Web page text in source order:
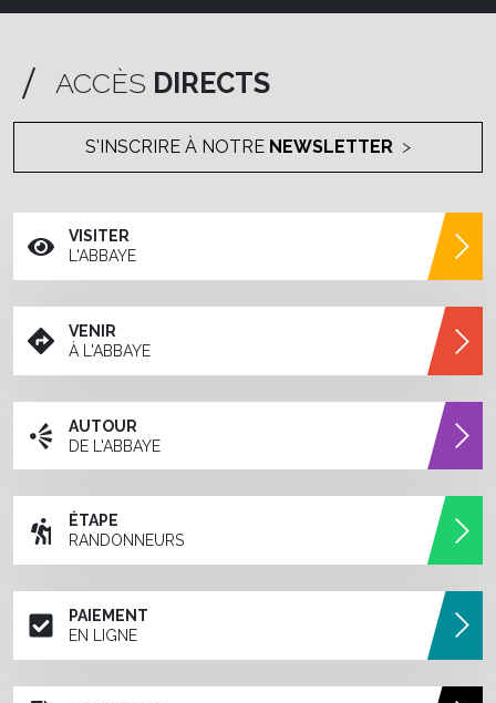
ACCÈS DIRECTS
S'INSCRIRE À NOTRE NEWSLETTER
VISITER
L'ABBAYE
VENIR
À L'ABBAYE
AUTOUR
DE L'ABBAYE
ÉTAPE
RANDONNEURS
PAIEMENT
EN LIGNE